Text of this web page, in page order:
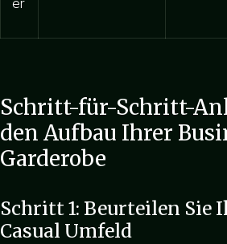
Schritt-für-Schritt-
den Aufbau Ihrer
Garderobe
Schritt 1: Beurteilen Sie
Casual Umfeld